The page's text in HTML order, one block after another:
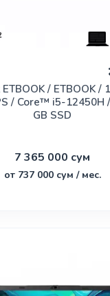
/ ETBOOK /
/ Core™ i5-12450H
GB SSD
7 365 000 сум
от 737 000 сум / мес.